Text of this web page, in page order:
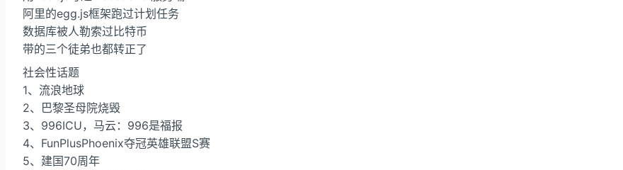
阿里的egg.js框架跑过计划任务​
数据库被人勒索过比特币
带的三个徒弟也都转正了
社会性话题
1、流浪地球
2、巴黎圣母院烧毁
3、996ICU，马云：996是福报
4、FunPlusPhoenix夺冠英雄联盟S赛
5、建国70周年